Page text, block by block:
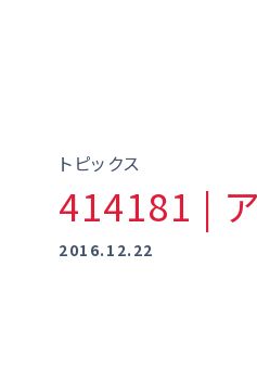
トピックス
414181 |
2016.12.22